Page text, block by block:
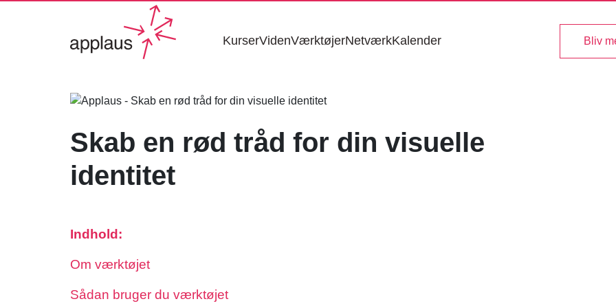
KurserVidenVærktøjerNetværkKalender Bliv
Skab en rød tråd for din visuelle
identitet
Indhold:
Om værktøjet
Sådan bruger du værktøjet